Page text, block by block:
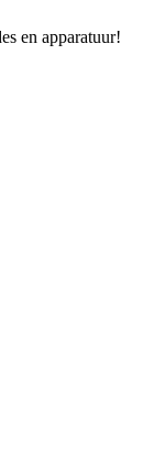
en apparatuur!